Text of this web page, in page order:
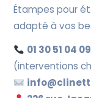
Étampes pour
adapté à vos
01 30 51 04 09
(interventions